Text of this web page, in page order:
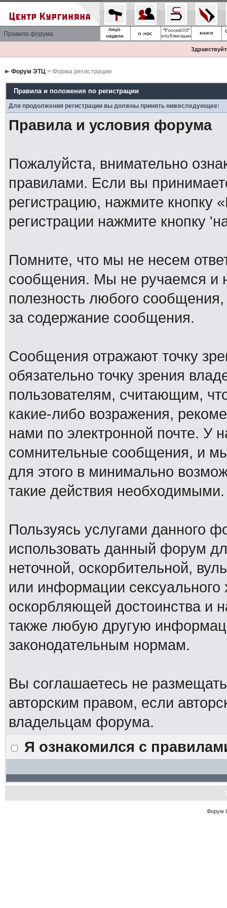
Правила форума
Форум ЭТЦ> Форма регистрации
Правила и положения по регистрации
Для продолжения регистрации вы должны принять нижеследующее:
Правила и условия форума
Пожалуйста, внимательно
правилами. Если вы
регистрацию, нажмите кнопку
регистрации нажмите кнопку
Помните, что мы не несем
сообщения. Мы не ручаемся и
полезность любого
за содержание сообщения.
Сообщения отражают точку
обязательно точку зрения
пользователям, считающим,
какие-либо возражения,
нами по электронной почте. У
сомнительные сообщения, и
для этого в минимально
такие действия необходимыми.
Пользуясь услугами данного
использовать данный форум
неточной, оскорбительной,
или информации
оскорбляющей достоинства и
также любую другую
законодательным нормам.
Вы соглашаетесь не
авторским правом, если
владельцам форума.
Я ознакомился с
Форум